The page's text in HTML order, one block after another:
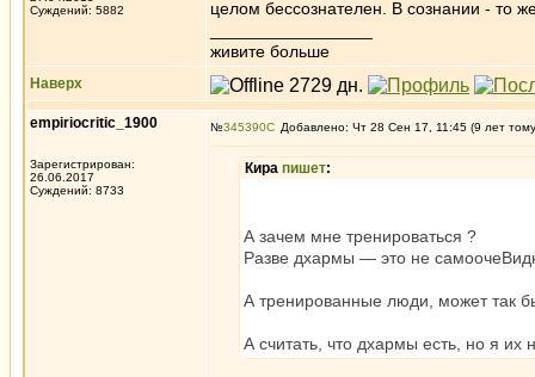
Суждений: 5882
целом бессознателен. В сознании - то
живите больше
Наверх
empiriocritic_1900
Зарегистрирован:
26.06.2017
Суждений: 8733
№345390 Добавлено: Чт 28 Сен 17, 11:45 (9 лет
Кира пишет:
А зачем мне тренироваться ?
Разве дхармы — это не
А тренированные люди, может так
А считать, что дхармы есть, но я их